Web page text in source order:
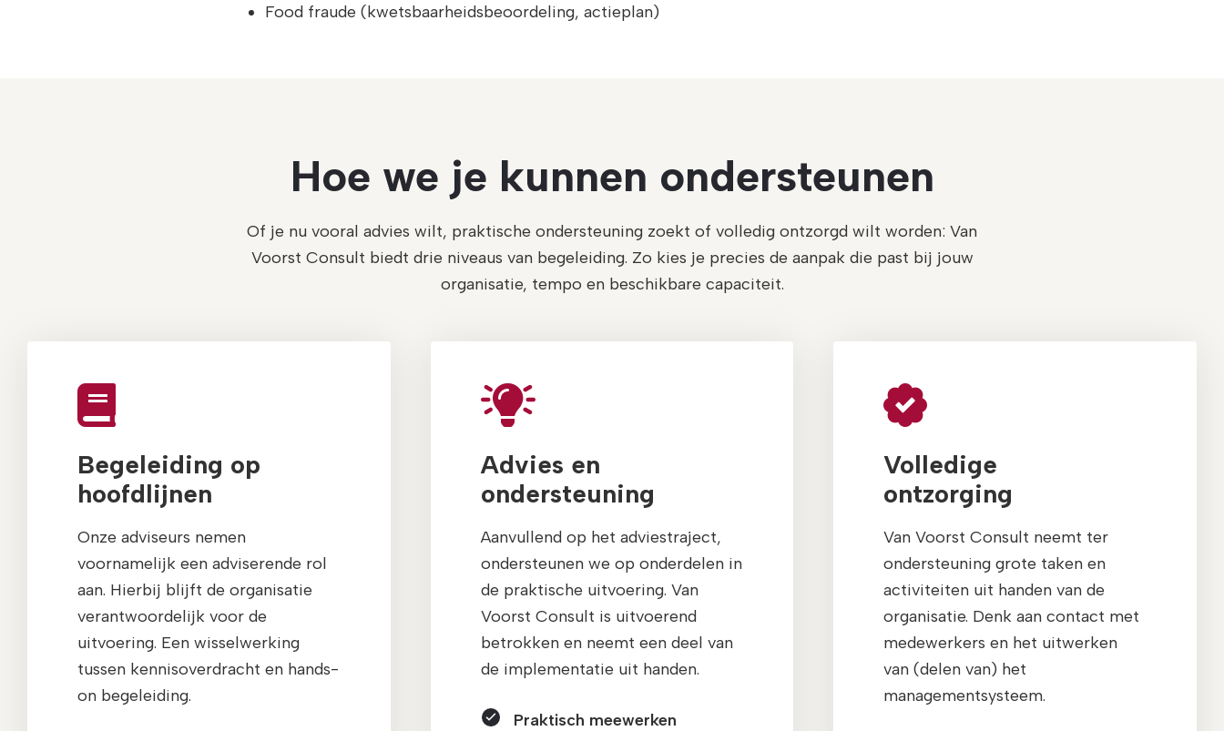
Food fraude (kwetsbaarheidsbeoordeling, actieplan)
Hoe we je kunnen ondersteunen
Of je nu vooral advies wilt, praktische ondersteuning zoekt of volledig ontzorgd wilt worden: Van
Voorst Consult biedt drie niveaus van begeleiding. Zo kies je precies de aanpak die past bij jouw
organisatie, tempo en beschikbare capaciteit.
Begeleiding op
hoofdlijnen
Onze adviseurs nemen
voornamelijk een adviserende rol
aan. Hierbij blijft de organisatie
verantwoordelijk voor de
uitvoering. Een wisselwerking
tussen kennisoverdracht en hands-
on begeleiding.
Advies en
ondersteuning
Aanvullend op het adviestraject,
ondersteunen we op onderdelen in
de praktische uitvoering. Van
Voorst Consult is uitvoerend
betrokken en neemt een deel van
de implementatie uit handen.
Praktisch meewerken
Volledige
ontzorging
Van Voorst Consult neemt ter
ondersteuning grote taken en
activiteiten uit handen van de
organisatie. Denk aan contact met
medewerkers en het uitwerken
van (delen van) het
managementsysteem.